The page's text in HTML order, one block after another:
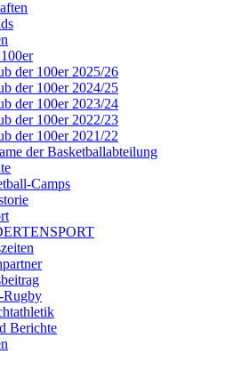
der 100er 2025/26
der 100er 2024/25
der 100er 2023/24
der 100er 2022/23
der 100er 2021/22
der Basketballabteilung
Camps
Rugby
Berichte